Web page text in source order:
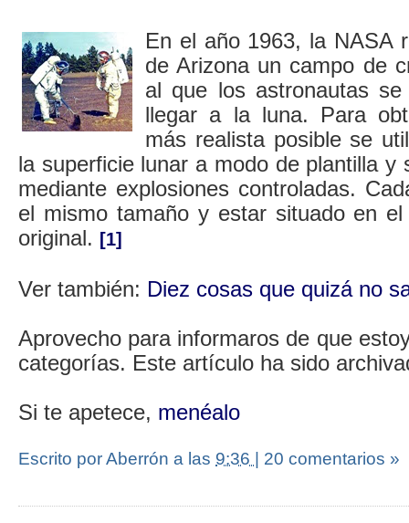
En el año 1963, la NASA
de Arizona un campo de
al que los astronautas
llegar a la luna. Para
más realista posible se
la superficie lunar a modo de plantilla y
mediante explosiones controladas.
el mismo tamaño y estar situado en
original. [1]
Ver también: Diez cosas que quizá no
Aprovecho para informaros de que
categorías. Este artículo ha sido
Si te apetece, menéalo
Escrito por Aberrón a las 9:36 | 20 comentarios »